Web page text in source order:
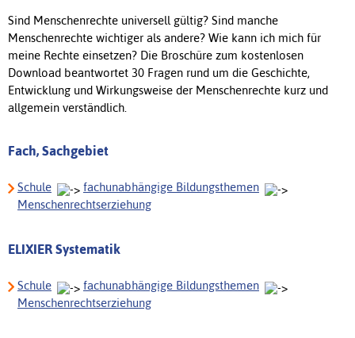
Sind Menschenrechte universell gültig? Sind manche
Menschenrechte wichtiger als andere? Wie kann ich mich für
meine Rechte einsetzen? Die Broschüre zum kostenlosen
Download beantwortet 30 Fragen rund um die Geschichte,
Entwicklung und Wirkungsweise der Menschenrechte kurz und
allgemein verständlich.
Fach, Sachgebiet
Schule
fachunabhängige Bildungsthemen
Menschenrechtserziehung
ELIXIER Systematik
Schule
fachunabhängige Bildungsthemen
Menschenrechtserziehung